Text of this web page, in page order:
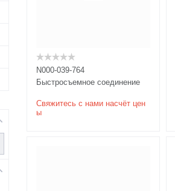
N000-039-764
Быстросъемное соединение
Свяжитесь с нами насчёт цен
ы